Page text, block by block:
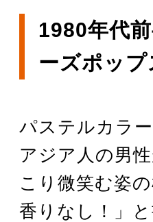
1980年代
ーズポッ
パステルカラ
アジア人の男
こり微笑む姿
香りなし！」と